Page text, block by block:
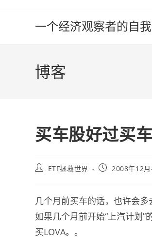
一个经济观察者的自
博客
买车股好过买车
PostETF拯救世界
Post2008年12月
几个月前买车的话，也许会
如果几个月前开始“上汽计划
买LOVA。。